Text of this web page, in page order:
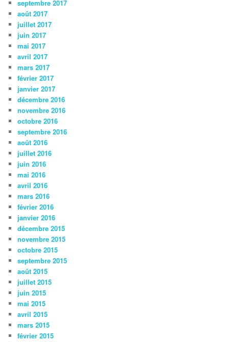
septembre 2017
août 2017
juillet 2017
juin 2017
mai 2017
avril 2017
mars 2017
février 2017
janvier 2017
décembre 2016
novembre 2016
octobre 2016
septembre 2016
août 2016
juillet 2016
juin 2016
mai 2016
avril 2016
mars 2016
février 2016
janvier 2016
décembre 2015
novembre 2015
octobre 2015
septembre 2015
août 2015
juillet 2015
juin 2015
mai 2015
avril 2015
mars 2015
février 2015